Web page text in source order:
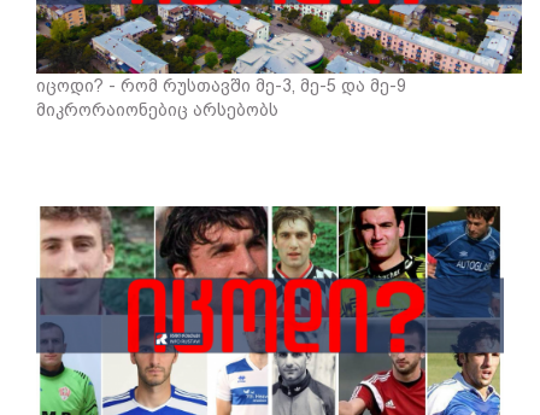
იცოდი? - რომ რუსთავში მე-3, მე-5 და მე-9
მიკრორაიონებიც არსებობს